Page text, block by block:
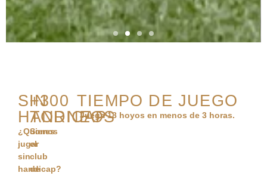
SIN
HANDICAP
¿Quieres
jugar
sin
handicap?
+300
TORNEOS
Somos
el
club
de
TIEMPO DE JUEGO
Juega 18 hoyos en menos de 3 horas.